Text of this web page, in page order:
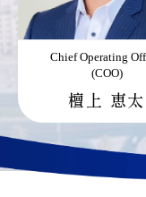
Chief Operating
(COO)
檀上 恵太